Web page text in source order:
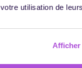
utilisation de